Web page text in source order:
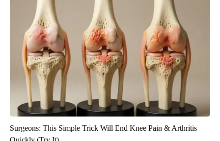
Surgeons: This Simple Trick Will End Knee Pain & Arthritis